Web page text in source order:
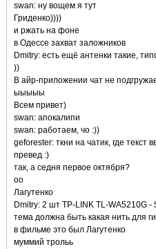
swan: ну вощем я тут
Гриденко))))
и ржать на фоне
в Одессе захват заложников
Dmitry: есть ещё антенки такие,
))
В айр-приложении чат не
ыыыыы
Всем привет)
swan: апокалипи
swan: работаем, чо :))
geforester: ткни на чатик, где текст
превед :)
так, а седня первое октября?
оо
Лагутенко
Dmitry: 2 шт TP-LINK TL-WA5210G -
тема должна быть какая нить для
в фильме это был Лагутенко
муммий трольь